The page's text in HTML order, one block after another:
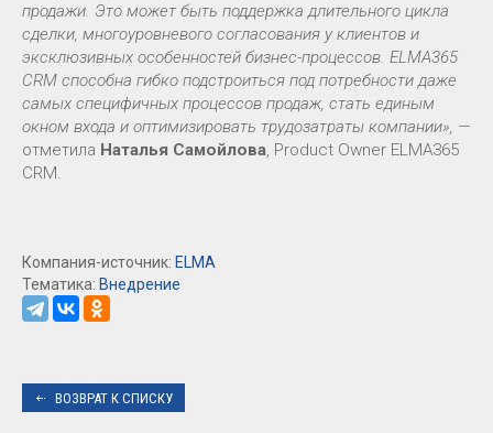
продажи. Это может быть поддержка длительного цикла
сделки, многоуровневого согласования у клиентов и
эксклюзивных особенностей бизнес-процессов. ELMA365
CRM способна гибко подстроиться под потребности даже
самых специфичных процессов продаж, стать единым
окном входа и оптимизировать трудозатраты компании», —
отметила Наталья Самойлова, Product Owner ELMA365
CRM.
Компания-источник: ELMA
Тематика: Внедрение
ВОЗВРАТ К СПИСКУ